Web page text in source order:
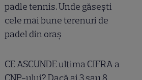
padle tennis. Unde găsești
cele mai bune terenuri de
padel din oraș
CE ASCUNDE ultima CIFRA a
CNP-ului? Dacă ai 3 sau 8